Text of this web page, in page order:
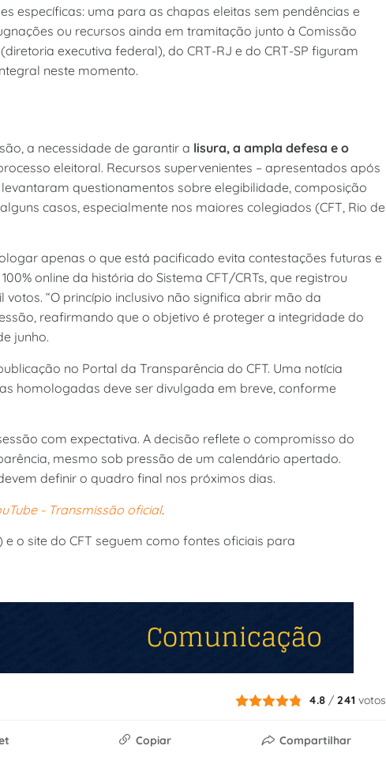
específicas: uma para as chapas eleitas sem pendências e
ou recursos ainda em tramitação junto à Comissão
executiva federal), do CRT-RJ e do CRT-SP figuram
neste momento.
a necessidade de garantir a lisura, a ampla defesa e o
eleitoral. Recursos supervenientes – apresentados após
questionamentos sobre elegibilidade, composição
casos, especialmente nos maiores colegiados (CFT, Rio de
apenas o que está pacificado evita contestações futuras e
online da história do Sistema CFT/CRTs, que registrou
“O princípio inclusivo não significa abrir mão da
reafirmando que o objetivo é proteger a integridade do
junho.
no Portal da Transparência do CFT. Uma notícia
homologadas deve ser divulgada em breve, conforme
com expectativa. A decisão reflete o compromisso do
mesmo sob pressão de um calendário apertado.
definir o quadro final nos próximos dias.
- Transmissão oficial.
e o site do CFT seguem como fontes oficiais para
4.8 /241 votos
Copiar Compartilhar